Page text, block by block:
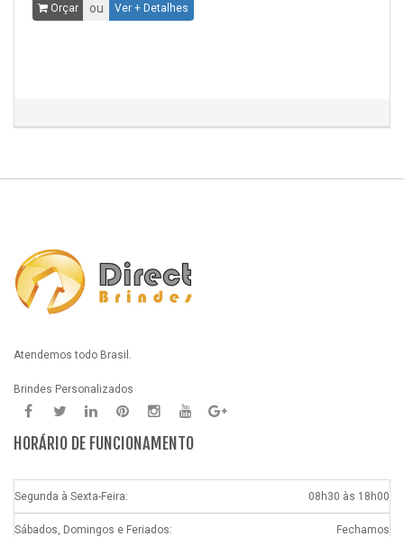
Orçar ou Ver + Detalhes
Atendemos todo Brasil.
Brindes Personalizados
HORÁRIO DE FUNCIONAMENTO
Segunda à Sexta-Feira: 08h30 às 18h00
Sábados, Domingos e Feriados: Fechamos